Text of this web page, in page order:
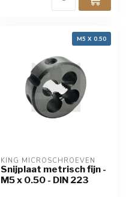
M5 X 0.50
KING MICROSCHROEVEN
Snijplaat metrisch fijn -
M5 x 0.50 - DIN 223